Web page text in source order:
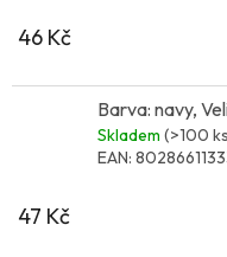
46 Kč
Barva: navy,
Skladem (>100
EAN:
47 Kč